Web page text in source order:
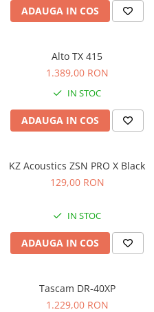
ADAUGA IN COS
Alto TX 415
1.389,00 RON
IN STOC
ADAUGA IN COS
KZ Acoustics ZSN PRO X Black
129,00 RON
IN STOC
ADAUGA IN COS
Tascam DR-40XP
1.229,00 RON